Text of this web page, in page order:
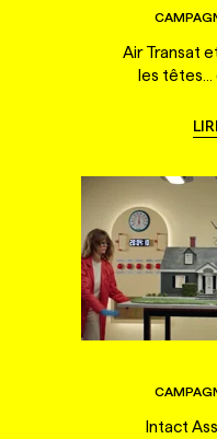
Air Transat
les têtes...
Intact